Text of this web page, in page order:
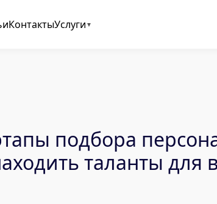
подбора
таланты для
КонтактыУслуги